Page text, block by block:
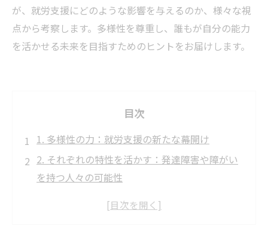
が、就労支援にどのような影響を与えるのか、様々な視
点から考察します。多様性を尊重し、誰もが自分の能力
を活かせる未来を目指すためのヒントをお届けします。
目次
1. 多様性の力：就労支援の新たな幕開け
2. それぞれの特性を活かす：発達障害や障がい
を持つ人々の可能性
3. 成功事例に学ぶ：多様な才能が開花する瞬間